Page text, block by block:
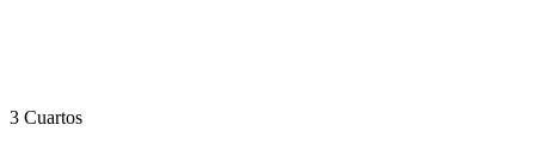
3 Cuartos